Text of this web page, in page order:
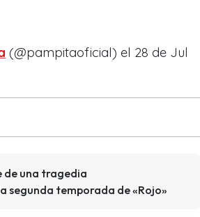
(@pampitaoficial) el 28 de Jul
de una tragedia
segunda temporada de «Rojo»